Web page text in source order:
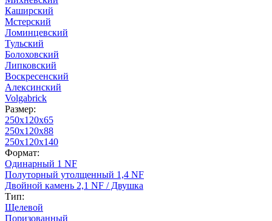
Каширский
Мстерский
Ломинцевский
Тульский
Болоховский
Липковский
Воскресенский
Алексинский
Volgabrick
Размер:
250х120х65
250х120х88
250х120х140
Формат:
Одинарный 1 NF
Полуторный утолщенный 1,4 NF
Двойной камень 2,1 NF / Двушка
Тип:
Щелевой
Поризованный